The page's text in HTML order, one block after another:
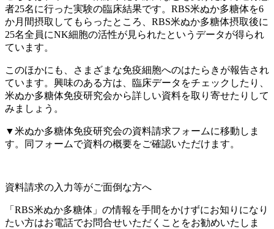
者25名に行った実験の臨床結果です。RBS米ぬか多糖体を6
か月間摂取してもらったところ、 RBS米ぬか多糖体摂取後に
25名全員にNK細胞の活性が見られた というデータが得られ
ています。
このほかにも、さまざまな免疫細胞へのはたらきが報告され
ています。興味のある方は、臨床データをチェックしたり、
米ぬか多糖体免疫研究会から詳しい資料を取り寄せたりして
みましょう。
▼米ぬか多糖体免疫研究会の資料請求フォームに移動しま
す。同フォームで資料の概要をご確認いただけます。
資料請求の入力等がご面倒な方へ
「RBS米ぬか多糖体」の情報を手間をかけずにお知りになり
たい方はお電話でお問合せいただく ことをお勧めいたしま